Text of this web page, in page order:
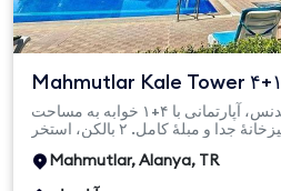
Mahmutlar Kale Tower ۴+۱ آپارتمان مبله کامل –
۱۶۵ متر مربع، ... در محمودلار، کاله تاور رزیدنس، آپارتمانی با ۴+۱ خوابه به مساحت
Mahmutlar, Alanya, TR